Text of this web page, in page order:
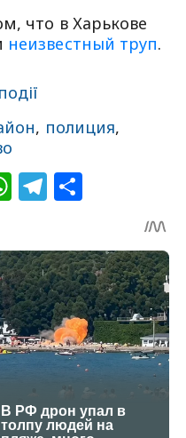
что в Харькове
неизвестный труп.
, полиция,
WhatsApp
Telegram